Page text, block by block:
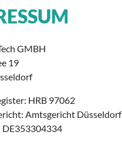
GMBH
19
HRB 97062
Amtsgericht Düsseldorf
DE353304334